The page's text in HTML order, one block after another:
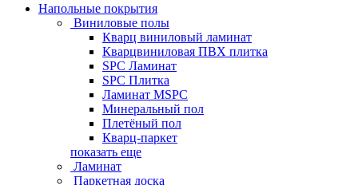
Напольные покрытия
Виниловые полы
Кварц виниловый ламинат
Кварцвиниловая ПВХ плитка
SPC Ламинат
SPC Плитка
Ламинат MSPC
Минеральный пол
Плетёный пол
Кварц-паркет
показать еще
Ламинат
Паркетная доска